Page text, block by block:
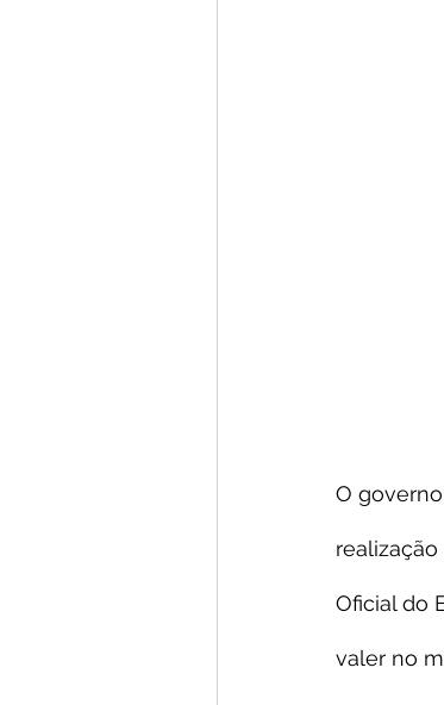
O
Oficial do
valer no